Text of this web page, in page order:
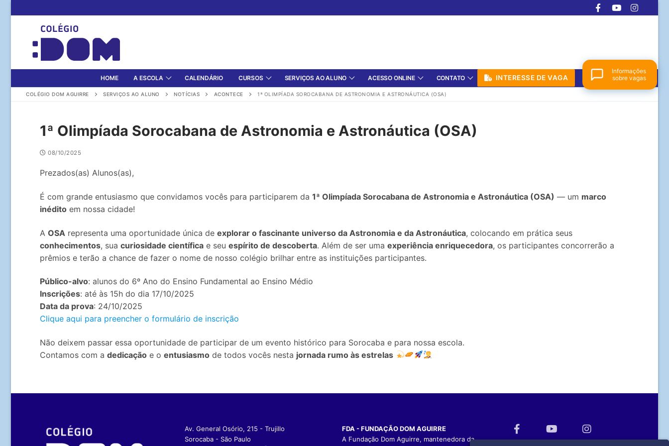
para
conteúdo
HOME A ESCOLA CALENDÁRIO CURSOS SERVIÇOS AO ALUNO ACESSO ONLINE CONTATO INTERESSE DE VAGA
COLÉGIO DOM AGUIRRE SERVIÇOS AO ALUNO NOTÍCIAS ACONTECE 1ª OLIMPÍADA SOROCABANA DE ASTRONOMIA E ASTRONÁUTICA (OSA)
1ª Olimpíada Sorocabana de Astronomia e Astronáutica (OSA)
08/10/2025
Prezados(as) Alunos(as),
É com grande entusiasmo que convidamos vocês para participarem da 1ª Olimpíada Sorocabana de Astronomia e Astronáutica (OSA) — um marco
inédito em nossa cidade!
A OSA representa uma oportunidade única de explorar o fascinante universo da Astronomia e da Astronáutica, colocando em prática seus
conhecimentos, sua curiosidade científica e seu espírito de descoberta. Além de ser uma experiência enriquecedora, os participantes concorrerão a
prêmios e terão a chance de fazer o nome de nosso colégio brilhar entre as instituições participantes.
Público-alvo: alunos do 6º Ano do Ensino Fundamental ao Ensino Médio
Inscrições: até às 15h do dia 17/10/2025
Data da prova: 24/10/2025
Clique aqui para preencher o formulário de inscrição
Não deixem passar essa oportunidade de participar de um evento histórico para Sorocaba e para nossa escola.
Contamos com a dedicação e o entusiasmo de todos vocês nesta jornada rumo às estrelas
Av. General Osório, 215 - Trujillo
Sorocaba - São Paulo
FDA - FUNDAÇÃO DOM AGUIRRE
A Fundação Dom Aguirre, mantenedora da
Informações
sobre vagas